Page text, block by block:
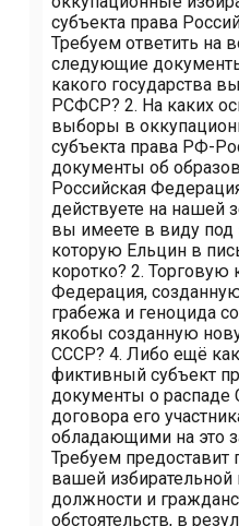
субъекта права
Требуем ответить на
следующие
какого государства
РСФСР? 2. На каких
выборы в
субъекта права РФ-
документы об
Российская
действуете на нашей
вы имеете в виду
которую Ельцин в
коротко? 2.
Федерация,
грабежа и геноцида
якобы созданную
СССР? 4. Либо ещё
фиктивный субъект
документы о распаде
договора его
обладающими на это
Требуем предоставит
вашей
должности и
обстоятельств, в